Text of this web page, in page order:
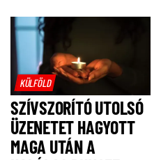
KÜLFÖLD
SZÍVSZORÍTÓ UTOLSÓ
ÜZENETET HAGYOTT
MAGA UTÁN A